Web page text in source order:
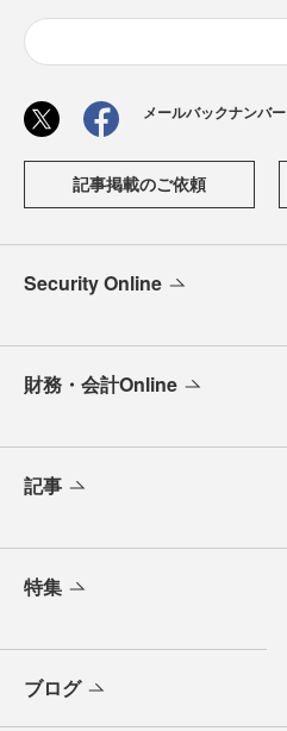
メールバックナンバー
記事掲載のご依頼
Security Online
財務・会計Online
記事
特集
ブログ